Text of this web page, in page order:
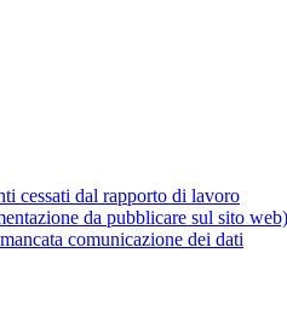
cessati dal rapporto di lavoro
da pubblicare sul sito
comunicazione dei dati